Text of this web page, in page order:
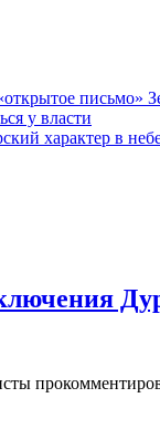
письмо»
у власти
характер в